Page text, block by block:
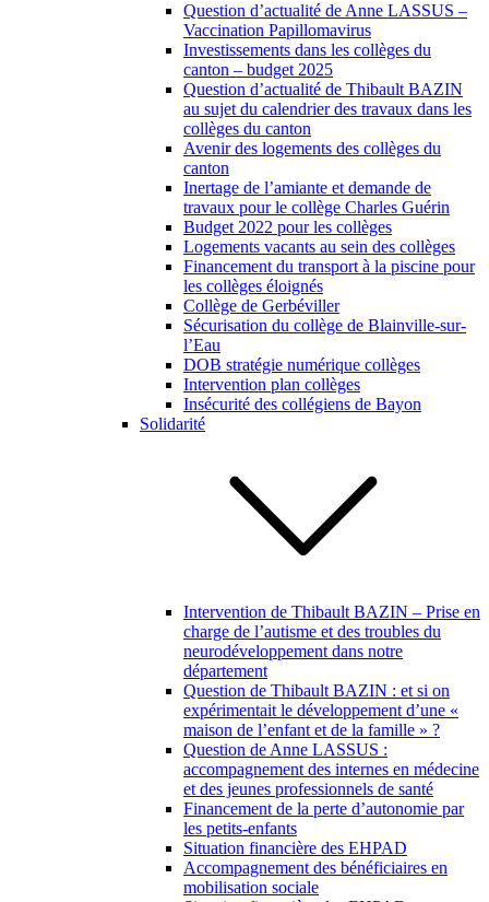
Question d’actualité de Anne LASSUS –
Vaccination Papillomavirus
Investissements dans les collèges du
canton – budget 2025
Question d’actualité de Thibault BAZIN
au sujet du calendrier des travaux dans les
collèges du canton
Avenir des logements des collèges du
canton
Inertage de l’amiante et demande de
travaux pour le collège Charles Guérin
Budget 2022 pour les collèges
Logements vacants au sein des collèges
Financement du transport à la piscine pour
les collèges éloignés
Collège de Gerbéviller
Sécurisation du collège de Blainville-sur-
l’Eau
DOB stratégie numérique collèges
Intervention plan collèges
Insécurité des collégiens de Bayon
Solidarité
Intervention de Thibault BAZIN – Prise en
charge de l’autisme et des troubles du
neurodéveloppement dans notre
département
Question de Thibault BAZIN : et si on
expérimentait le développement d’une «
maison de l’enfant et de la famille » ?
Question de Anne LASSUS :
accompagnement des internes en médecine
et des jeunes professionnels de santé
Financement de la perte d’autonomie par
les petits-enfants
Situation financière des EHPAD
Accompagnement des bénéficiaires en
mobilisation sociale